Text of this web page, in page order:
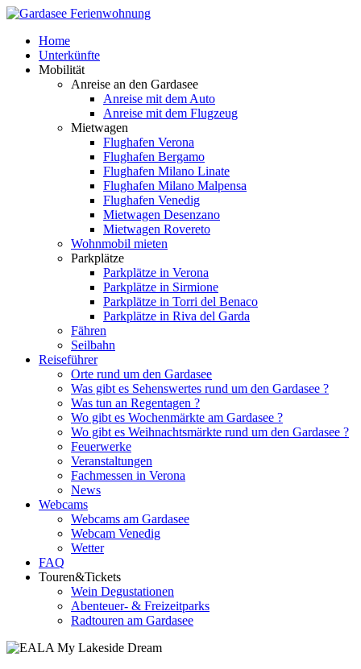
Home
Unterkünfte
Mobilität
Anreise an den Gardasee
Anreise mit dem Auto
Anreise mit dem Flugzeug
Mietwagen
Flughafen Verona
Flughafen Bergamo
Flughafen Milano Linate
Flughafen Milano Malpensa
Flughafen Venedig
Mietwagen Desenzano
Mietwagen Rovereto
Wohnmobil mieten
Parkplätze
Parkplätze in Verona
Parkplätze in Sirmione
Parkplätze in Torri del Benaco
Parkplätze in Riva del Garda
Fähren
Seilbahn
Reiseführer
Orte rund um den Gardasee
Was gibt es Sehenswertes rund um den Gardasee ?
Was tun an Regentagen ?
Wo gibt es Wochenmärkte am Gardasee ?
Wo gibt es Weihnachtsmärkte rund um den Gardasee ?
Feuerwerke
Veranstaltungen
Fachmessen in Verona
News
Webcams
Webcams am Gardasee
Webcam Venedig
Wetter
FAQ
Touren&Tickets
Wein Degustationen
Abenteuer- & Freizeitparks
Radtouren am Gardasee